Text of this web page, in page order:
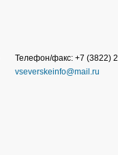
Телефон/факс: +7 (3822)
vseverskeinfo@mail.ru